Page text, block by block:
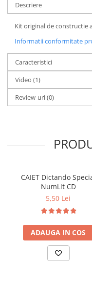
Descriere
Kit original de constructie
Informatii conformitate
Caracteristici
Video (1)
Review-uri(0)
CAIET Dictando
NumLit CD
5,50 Lei
ADAUGA IN COS